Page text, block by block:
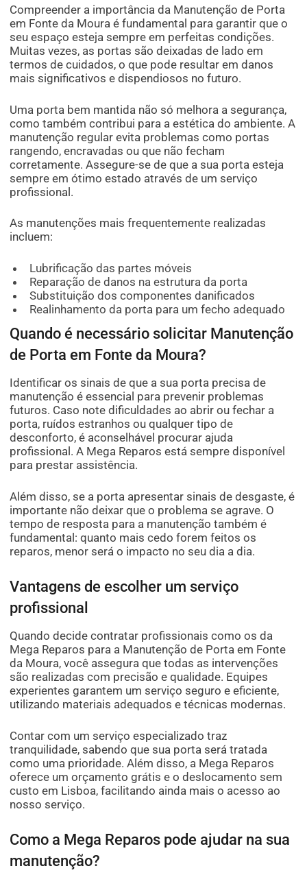
Compreender a importância da Manutenção de Porta
em Fonte da Moura é fundamental para garantir que o
seu espaço esteja sempre em perfeitas condições.
Muitas vezes, as portas são deixadas de lado em
termos de cuidados, o que pode resultar em danos
mais significativos e dispendiosos no futuro.
Uma porta bem mantida não só melhora a segurança,
como também contribui para a estética do ambiente. A
manutenção regular evita problemas como portas
rangendo, encravadas ou que não fecham
corretamente. Assegure-se de que a sua porta esteja
sempre em ótimo estado através de um serviço
profissional.
As manutenções mais frequentemente realizadas
incluem:
Lubrificação das partes móveis
Reparação de danos na estrutura da porta
Substituição dos componentes danificados
Realinhamento da porta para um fecho adequado
Quando é necessário solicitar Manutenção
de Porta em Fonte da Moura?
Identificar os sinais de que a sua porta precisa de
manutenção é essencial para prevenir problemas
futuros. Caso note dificuldades ao abrir ou fechar a
porta, ruídos estranhos ou qualquer tipo de
desconforto, é aconselhável procurar ajuda
profissional. A Mega Reparos está sempre disponível
para prestar assistência.
Além disso, se a porta apresentar sinais de desgaste, é
importante não deixar que o problema se agrave. O
tempo de resposta para a manutenção também é
fundamental: quanto mais cedo forem feitos os
reparos, menor será o impacto no seu dia a dia.
Vantagens de escolher um serviço
profissional
Quando decide contratar profissionais como os da
Mega Reparos para a Manutenção de Porta em Fonte
da Moura, você assegura que todas as intervenções
são realizadas com precisão e qualidade. Equipes
experientes garantem um serviço seguro e eficiente,
utilizando materiais adequados e técnicas modernas.
Contar com um serviço especializado traz
tranquilidade, sabendo que sua porta será tratada
como uma prioridade. Além disso, a Mega Reparos
oferece um orçamento grátis e o deslocamento sem
custo em Lisboa, facilitando ainda mais o acesso ao
nosso serviço.
Como a Mega Reparos pode ajudar na sua
manutenção?